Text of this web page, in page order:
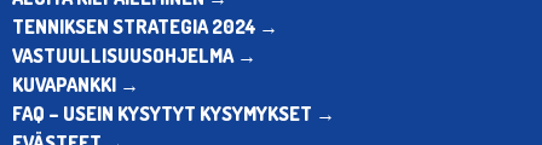
TENNIKSEN STRATEGIA 2024 →
VASTUULLISUUSOHJELMA →
KUVAPANKKI →
FAQ – USEIN KYSYTYT KYSYMYKSET →